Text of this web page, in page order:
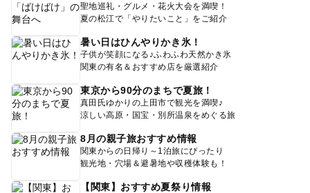
聖地巡礼・グルメ・花火大会を満喫！
夏の松江で「やりたいこと」をご紹介
暑い日はひんやりかき氷！
子供が笑顔になる♪ふわふわ天然かき氷
関東の有名＆おすすめ店を厳選紹介
東京から90分のまちで夏旅！
真田氏ゆかりの上田市で観光を満喫♪
涼しい高原・国宝・別所温泉をめぐる旅
8月の親子旅おすすめ情報
関東からの日帰り～1泊旅にぴったり
観光地・穴場＆避暑地や収穫体験も！
【関東】おすすめ夏祭り情報